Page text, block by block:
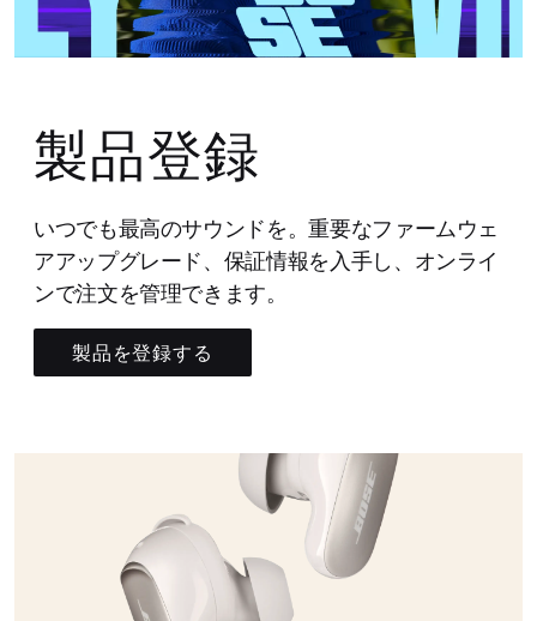
製品登録
いつでも最高のサウンドを。重要なファームウェ
アアップグレード、保証情報を入手し、オンライ
ンで注文を管理できます。
製品を登録する